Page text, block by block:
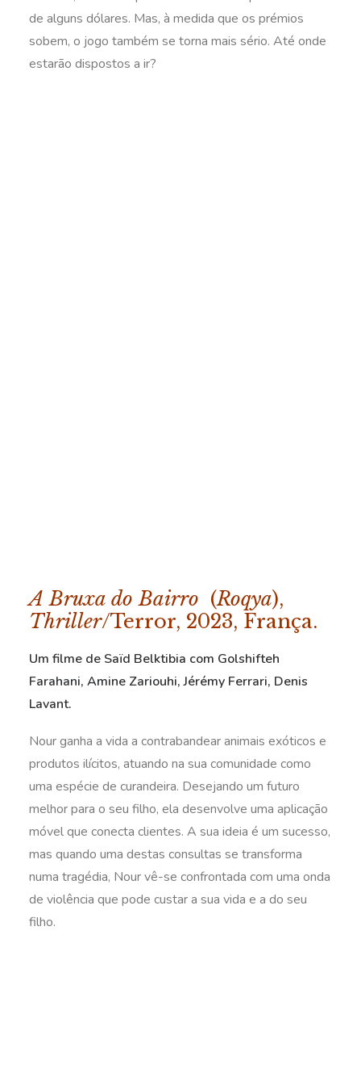
de alguns dólares. Mas, à medida que os prémios
sobem, o jogo também se torna mais sério. Até onde
estarão dispostos a ir?
A Bruxa do Bairro (Roqya),
Thriller/Terror, 2023, França.
Um filme de Saïd Belktibia com Golshifteh
Farahani, Amine Zariouhi, Jérémy Ferrari, Denis
Lavant.
Nour ganha a vida a contrabandear animais exóticos e
produtos ilícitos, atuando na sua comunidade como
uma espécie de curandeira. Desejando um futuro
melhor para o seu filho, ela desenvolve uma aplicação
móvel que conecta clientes. A sua ideia é um sucesso,
mas quando uma destas consultas se transforma
numa tragédia, Nour vê-se confrontada com uma onda
de violência que pode custar a sua vida e a do seu
filho.